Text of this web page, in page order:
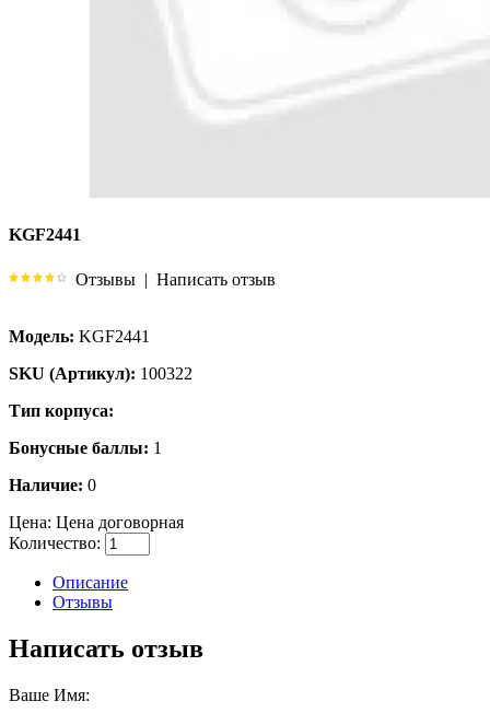
KGF2441
Отзывы | Написать отзыв
Модель: KGF2441
SKU (Артикул): 100322
Тип корпуса:
Бонусные баллы: 1
Наличие: 0
Цена: Цена договорная
Количество:
Описание
Отзывы
Написать отзыв
Ваше Имя: